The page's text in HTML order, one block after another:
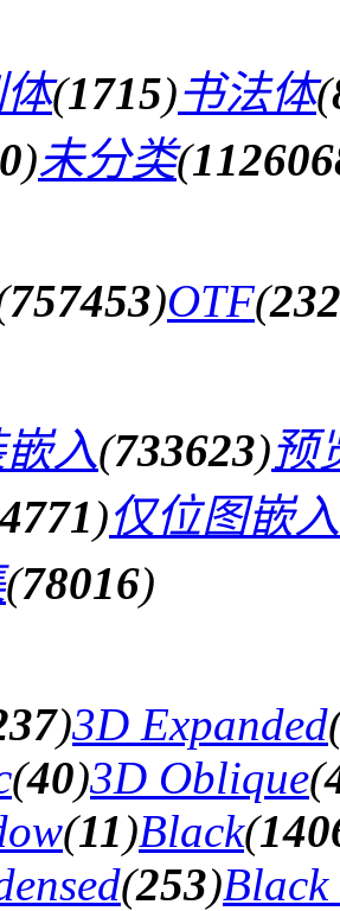
(1715)书法体(
)未分类(
757453)OTF(
入(733623)预
)仅位图嵌入
(78016)
)3D Expanded
(40)3D Oblique(
(11)Black(
(253)Black